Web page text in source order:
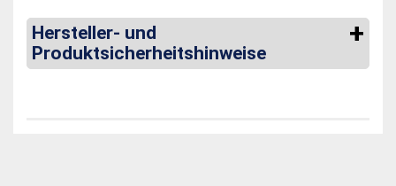
Hersteller- und
Produktsicherheitshinweise